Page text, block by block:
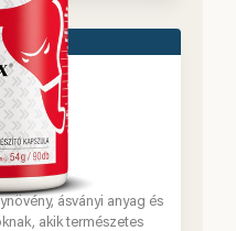
ásványi anyag és
akik természetes